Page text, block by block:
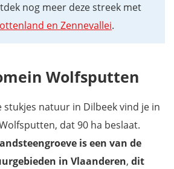
nog meer deze streek met
en Zennevallei.
Wolfsputten
stukjes natuur in Dilbeek vind je in
dat 90 ha beslaat.
is een van de
in Vlaanderen, dit